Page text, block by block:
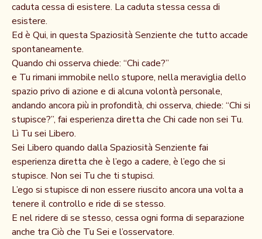
caduta cessa di esistere. La caduta stessa cessa di
esistere.
Ed è Qui, in questa Spaziosità Senziente che tutto accade
spontaneamente.
Quando chi osserva chiede: “Chi cade?”
e Tu rimani immobile nello stupore, nella meraviglia dello
spazio privo di azione e di alcuna volontà personale,
andando ancora più in profondità, chi osserva, chiede: “Chi si
stupisce?”, fai esperienza diretta che Chi cade non sei Tu.
Lì Tu sei Libero.
Sei Libero quando dalla Spaziosità Senziente fai
esperienza diretta che è l’ego a cadere, è l’ego che si
stupisce. Non sei Tu che ti stupisci.
L’ego si stupisce di non essere riuscito ancora una volta a
tenere il controllo e ride di se stesso.
E nel ridere di se stesso, cessa ogni forma di separazione
anche tra Ciò che Tu Sei e l’osservatore.